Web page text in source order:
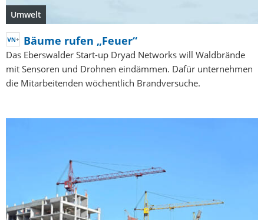
Umwelt
Bäume rufen „Feuer“
Das Eberswalder Start-up Dryad Networks will Waldbrände
mit Sensoren und Drohnen eindämmen. Dafür unternehmen
die Mitarbeitenden wöchentlich Brandversuche.